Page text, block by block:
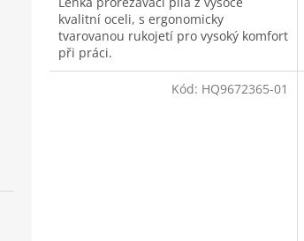
z
5
hvězdiček.
kvalitní oceli, s ergonomicky
tvarovanou rukojetí pro vysoký komfort
při práci.
Kód: HQ9672365-01